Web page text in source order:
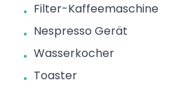
• Filter-Kaffeemaschine
• Nespresso Gerät
• Wasserkocher
• Toaster